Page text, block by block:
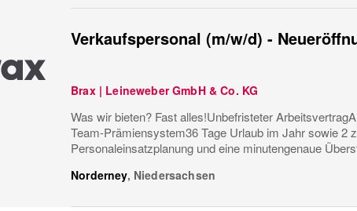
Verkaufspersonal (m/w/d) -
Brax | Leineweber GmbH & Co. KG
Was wir bieten? Fast alles!Unbefristeter
Team-Prämiensystem36 Tage Urlaub im Jahr sowie 2
Personaleinsatzplanung und eine minutengenaue
Norderney, Niedersachsen